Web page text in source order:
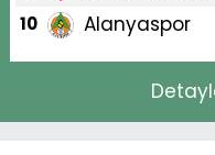
10 Alanyaspor